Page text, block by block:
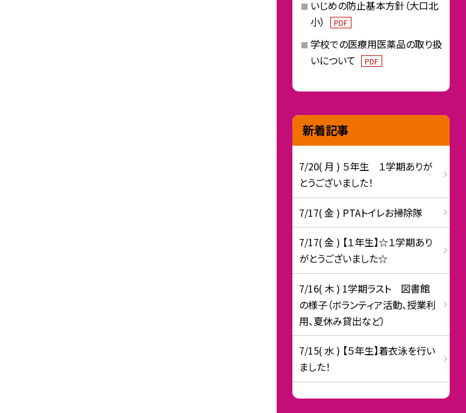
いじめの防止基本方針（大口北
小）
PDF
学校での医療用医薬品の取り扱
いについて
PDF
新着記事
7/20( 月 ) ５年生 １学期ありが
とうございました！
7/17( 金 ) PTAトイレお掃除隊
7/17( 金 ) 【１年生】☆１学期あり
がとうございました☆
7/16( 木 ) 1学期ラスト 図書館
の様子（ボランティア活動、授業利
用、夏休み貸出など）
7/15( 水 ) 【５年生】着衣泳を行い
ました！